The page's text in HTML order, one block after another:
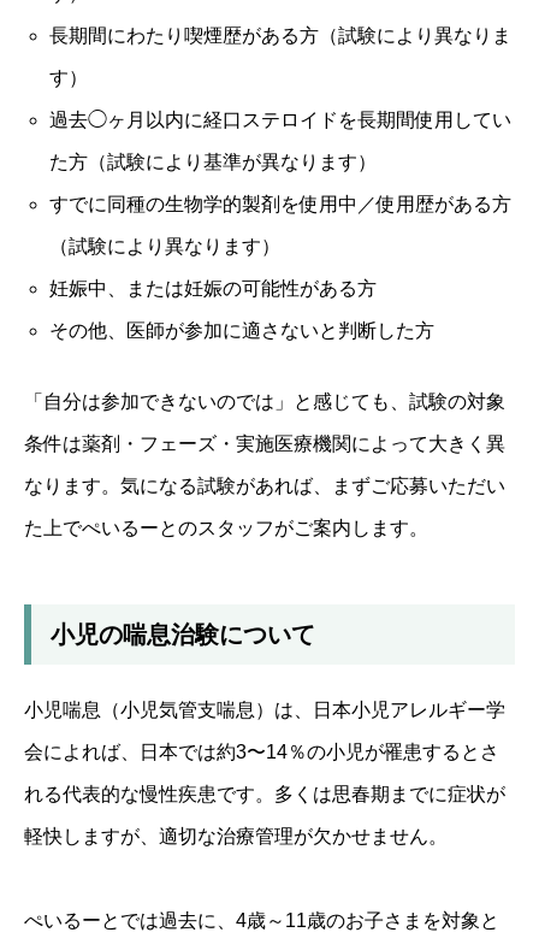
長期間にわたり喫煙歴がある方（試験により異なりま
す）
過去◯ヶ月以内に経口ステロイドを長期間使用してい
た方（試験により基準が異なります）
すでに同種の生物学的製剤を使用中／使用歴がある方
（試験により異なります）
妊娠中、または妊娠の可能性がある方
その他、医師が参加に適さないと判断した方
「自分は参加できないのでは」と感じても、試験の対象
条件は薬剤・フェーズ・実施医療機関によって大きく異
なります。気になる試験があれば、まずご応募いただい
た上でぺいるーとのスタッフがご案内します。
小児の喘息治験について
小児喘息（小児気管支喘息）は、日本小児アレルギー学
会によれば、日本では約3〜14％の小児が罹患するとさ
れる代表的な慢性疾患です。多くは思春期までに症状が
軽快しますが、適切な治療管理が欠かせません。
ぺいるーとでは過去に、4歳～11歳のお子さまを対象と